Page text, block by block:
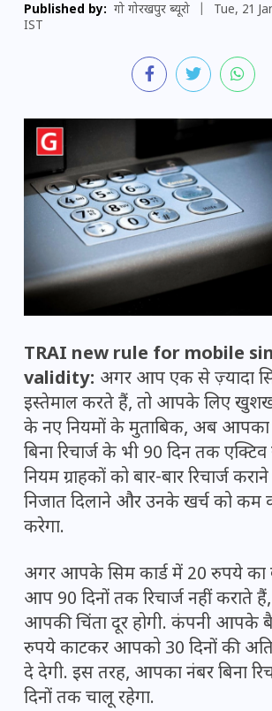
Published by: गो गोरखपुर ब्यूरो
Tue, 21
IST
TRAI new rule for mobile
validity: अगर आप एक से ज़्यादा
इस्तेमाल करते हैं, तो आपके लिए
के नए नियमों के मुताबिक, अब आपका
बिना रिचार्ज के भी 90 दिन तक
नियम ग्राहकों को बार-बार रिचार्ज
निजात दिलाने और उनके खर्च को कम
करेगा.
अगर आपके सिम कार्ड में 20 रुपये
आप 90 दिनों तक रिचार्ज नहीं कराते
आपकी चिंता दूर होगी. कंपनी आपके
रुपये काटकर आपको 30 दिनों की
दे देगी. इस तरह, आपका नंबर बिना
दिनों तक चालू रहेगा.